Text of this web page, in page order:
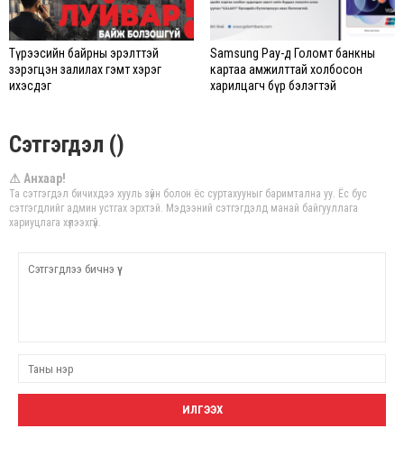
Түрээсийн байрны эрэлттэй
зэрэгцэн залилах гэмт хэрэг
ихэсдэг
Samsung Pay-д Голомт банкны
картаа амжилттай холбосон
харилцагч бүр бэлэгтэй
Сэтгэгдэл ()
⚠ Анхаар!
Та сэтгэгдэл бичихдээ хууль зүйн болон ёс суртахууныг баримтална уу. Ёс бус
сэтгэгдлийг админ устгах эрхтэй. Мэдээний сэтгэгдэлд манай байгууллага
хариуцлага хүлээхгүй.